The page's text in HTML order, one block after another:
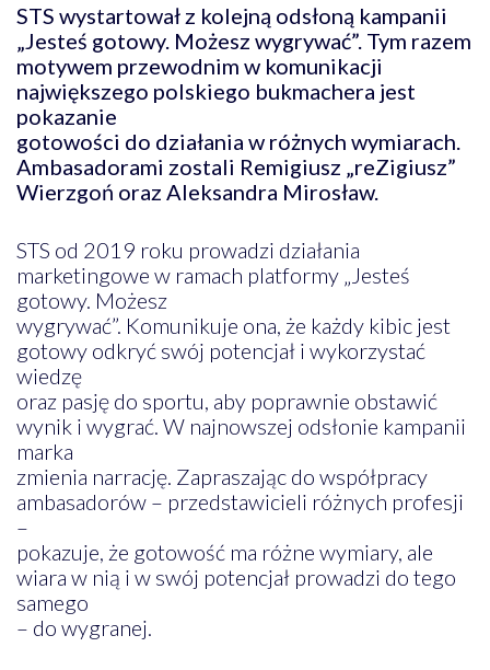
STS wystartował z kolejną odsłoną kampanii
„Jesteś gotowy. Możesz wygrywać”. Tym razem
motywem przewodnim w komunikacji
największego polskiego bukmachera jest
pokazanie
gotowości do działania w różnych wymiarach.
Ambasadorami zostali Remigiusz „reZigiusz”
Wierzgoń oraz Aleksandra Mirosław.
STS od 2019 roku prowadzi działania
marketingowe w ramach platformy „Jesteś
gotowy. Możesz
wygrywać”. Komunikuje ona, że każdy kibic jest
gotowy odkryć swój potencjał i wykorzystać
wiedzę
oraz pasję do sportu, aby poprawnie obstawić
wynik i wygrać. W najnowszej odsłonie kampanii
marka
zmienia narrację. Zapraszając do współpracy
ambasadorów – przedstawicieli różnych profesji
–
pokazuje, że gotowość ma różne wymiary, ale
wiara w nią i w swój potencjał prowadzi do tego
samego
– do wygranej.